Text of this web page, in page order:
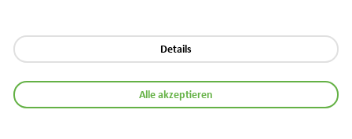
Details
Alle akzeptieren